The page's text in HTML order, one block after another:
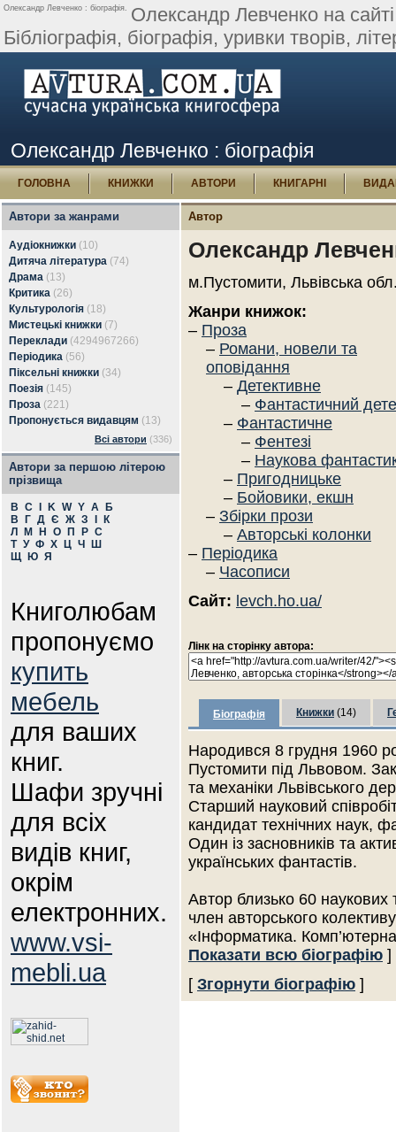
Олександр Левченко : біографія. Олександр Левченко на
Бібліографія, біографія, уривки творів,
Олександр Левченко : біографія
ГОЛОВНА КНИЖКИ АВТОРИ КНИГАРНІ
Автори за жанрами
Аудіокнижки (10)
Дитяча література (74)
Драма (13)
Критика (26)
Культурологія (18)
Мистецькі книжки (7)
Переклади (4294967266)
Періодика (56)
Піксельні книжки (34)
Поезія (145)
Проза (221)
Пропонується видавцям (13)
Всі автори (336)
Автори за першою літерою
прізвища
B C K W Y А
Б
В
Г Д Є Ж З
К
Л
М Н О П Р С
Т У Ф Х Ц Ч
Ш
Щ
Ю Я
Книголюбам
пропонуємо
купить
мебель
для ваших
книг.
Шафи зручні
для всіх
видів книг,
окрім
електронних.
www.vsi-
mebli.ua
Автор
Олександр
м.Пустомити, Львівська
Жанри книжок:
– Проза
– Романи, новели та
оповідання
– Детективне
– Фантастичний
– Фантастичне
– Фентезі
– Наукова
– Пригодницьке
– Бойовики, екшн
– Збірки прози
– Авторські колонки
– Періодика
– Часописи
Сайт: levch.ho.ua/
Лінк на сторінку автора:
Біографія Книжки (14)
Народився 8 грудня 1960
Пустомити під Львовом.
та механіки Львівського
Старший науковий
кандидат технічних наук,
Один із засновників та
українських фантастів.
Автор близько 60 наукових
член авторського
«Інформатика. Комп’ютерна
Показати всю біографію ]
[ Згорнути біографію ]